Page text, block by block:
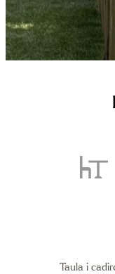
Taula i